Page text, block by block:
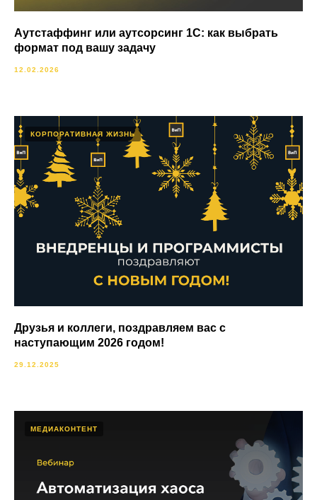
Аутстаффинг или аутсорсинг 1С: как выбрать
формат под вашу задачу
12.02.2026
КОРПОРАТИВНАЯ ЖИЗНЬ
Друзья и коллеги, поздравляем вас с
наступающим 2026 годом!
29.12.2025
МЕДИАКОНТЕНТ